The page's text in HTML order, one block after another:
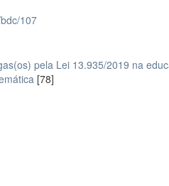
107
pela Lei 13.935/2019 na
[78]